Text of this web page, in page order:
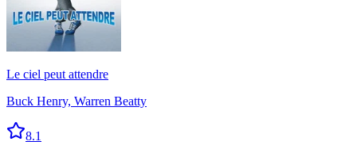
Le ciel peut attendre
Buck Henry, Warren Beatty
8.1